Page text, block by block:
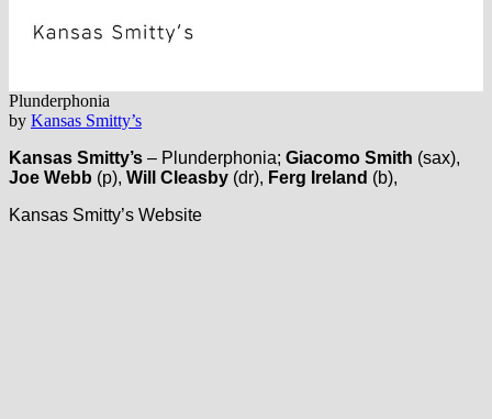
Plunderphonia
by Kansas Smitty’s
Kansas Smitty’s – Plunderphonia; Giacomo Smith (sax),
Joe Webb (p), Will Cleasby (dr), Ferg Ireland (b),
Kansas Smitty’s Website